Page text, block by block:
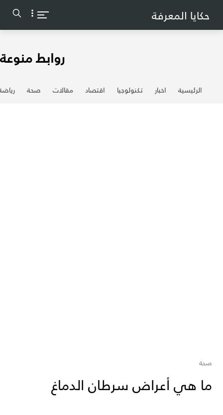
حكايا المعرفة
روابط منوعة
الرئيسية اخبار تكنولوجيا اقتصاد مقالات صحة
صحة
ما هي أعراض سرطان الدماغ